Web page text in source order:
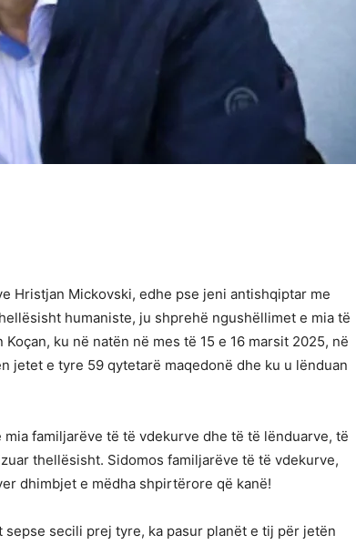
Hristjan Mickovski, edhe pse jeni antishqiptar me
humaniste, ju shprehë ngushëllimet e mia të
ku në natën në mes të 15 e 16 marsit 2025, në
jetet e tyre 59 qytetarë maqedonë dhe ku u lënduan
familjarëve të të vdekurve dhe të të lënduarve, të
thellësisht. Sidomos familjarëve të të vdekurve,
dhimbjet e mëdha shpirtërore që kanë!
secili prej tyre, ka pasur planët e tij për jetën